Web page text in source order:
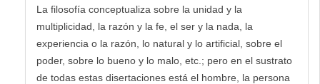
La filosofía conceptualiza sobre la unidad y la
multiplicidad, la razón y la fe, el ser y la nada, la
experiencia o la razón, lo natural y lo artificial, sobre el
poder, sobre lo bueno y lo malo, etc.; pero en el sustrato
de todas estas disertaciones está el hombre, la persona